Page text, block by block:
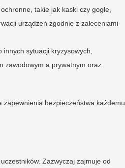
takie jak kaski czy gogle,
urządzeń zgodnie z zaleceniami
sytuacji kryzysowych,
zawodowym a prywatnym oraz
zapewnienia bezpieczeństwa każdemu
Zazwyczaj zajmuje od